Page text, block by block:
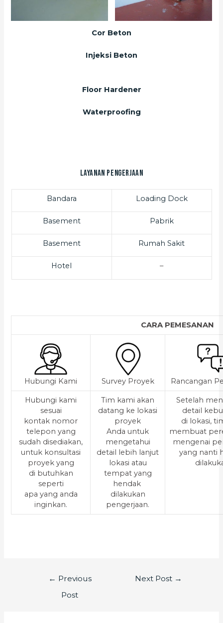
Cor Beton
Injeksi Beton
Floor Hardener
Waterproofing
Layanan Pengerjaan
Bandara Loading Dock
Basement Pabrik
Basement Rumah Sakit
Hotel –
CARA PEMESANAN
Hubungi Kami Survey Proyek Rancangan
Hubungi kami
sesuai
kontak nomor
telepon yang
sudah disediakan,
untuk konsultasi
proyek yang
di butuhkan
seperti
apa yang anda
inginkan.
Tim kami akan
datang ke lokasi
proyek
Anda untuk
mengetahui
detail lebih lanjut
lokasi atau
tempat yang
hendak
dilakukan
pengerjaan.
Setelah
detail
di lokasi,
membuat
mengenai
yang nanti
← Previous
Post
Next Post →